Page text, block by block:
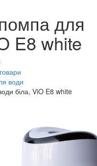
для
E8 white
води
біла, ViO E8 white